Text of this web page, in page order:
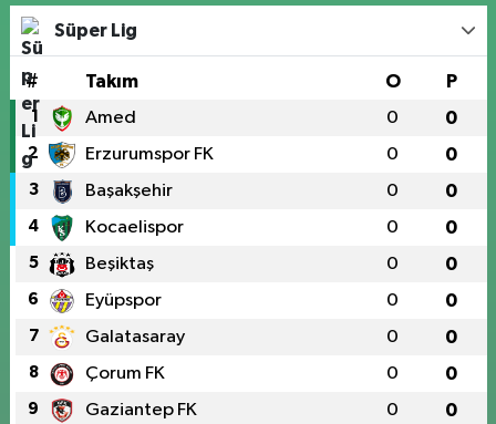
Süper Lig
# Takım O P
1 Amed 0 0
2 Erzurumspor FK 0 0
3 Başakşehir 0 0
4 Kocaelispor 0 0
5 Beşiktaş 0 0
6 Eyüpspor 0 0
7 Galatasaray 0 0
8 Çorum FK 0 0
9 Gaziantep FK 0 0